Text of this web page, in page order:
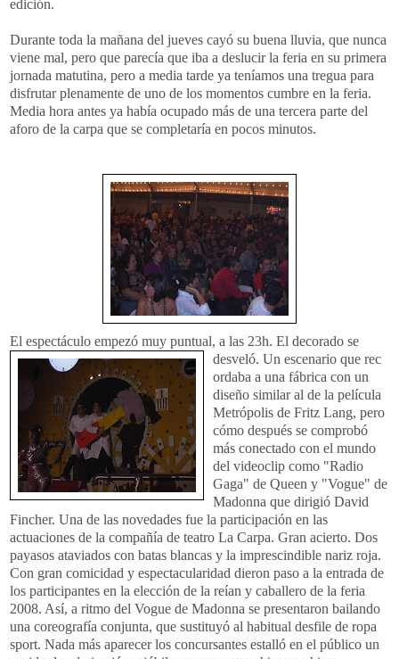
edición.
Durante toda la mañana del jueves cayó su buena lluvia, que nunca
viene mal, pero que parecía que iba a deslucir la feria en su primera
jornada matutina, pero a media tarde ya teníamos una tregua para
disfrutar plenamente de uno de los momentos cumbre en la feria.
Media hora antes ya había ocupado más de una tercera parte del
aforo de la carpa que se completaría en pocos minutos.
El espectáculo empezó muy puntual, a las 23h. El decorado se
desveló. Un escenario que rec
ordaba a una fábrica con un
diseño similar al de la película
Metrópolis de Fritz Lang, pero
cómo después se comprobó
más conectado con el mundo
del videoclip como "Radio
Gaga" de Queen y "Vogue" de
Madonna que dirigió David
Fincher. Una de las novedades fue la participación en las
actuaciones de la compañía de teatro La Carpa. Gran acierto. Dos
payasos ataviados con batas blancas y la imprescindible nariz roja.
Con gran comicidad y espectacularidad dieron paso a la entrada de
los participantes en la elección de la reían y caballero de la feria
2008. Así, a ritmo del Vogue de Madonna se presentaron bailando
una coreografía conjunta, que sustituyó al habitual desfile de ropa
sport. Nada más aparecer los concursantes estalló en el público un